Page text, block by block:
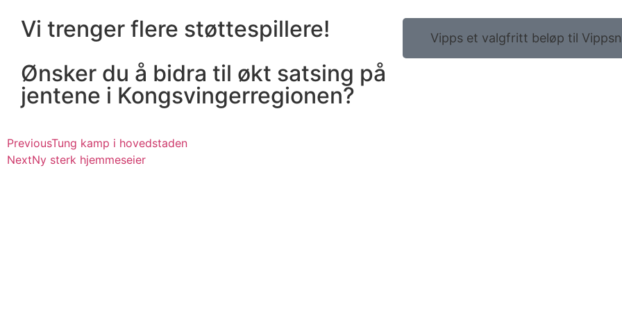
Vi trenger flere støttespillere!
Ønsker du å bidra til økt satsing på
jentene i Kongsvingerregionen?
Vipps et valgfritt beløp til
PreviousTung kamp i hovedstaden
NextNy sterk hjemmeseier